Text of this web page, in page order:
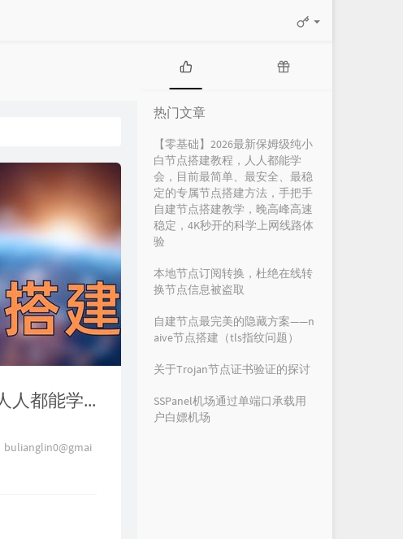
【零基础】2026最新保姆级纯小白节点搭建教程，人人都能学会，目前最简单、最安全、最稳定的专属节点搭建方法，手把手自建节点搭建教学，晚高峰高速稳定，4K秒开的科学上网线路体验
bulianglin0@gmai
热
门
文
章
章
热门文章
【零基础】2026最新保姆级纯小
白节点搭建教程，人人都能学
会，目前最简单、最安全、最稳
定的专属节点搭建方法，手把手
自建节点搭建教学，晚高峰高速
稳定，4K秒开的科学上网线路体
验
本地节点订阅转换，杜绝在线转
换节点信息被盗取
自建节点最完美的隐藏方案——n
aive节点搭建（tls指纹问题）
关于Trojan节点证书验证的探讨
SSPanel机场通过单端口承载用
户白嫖机场